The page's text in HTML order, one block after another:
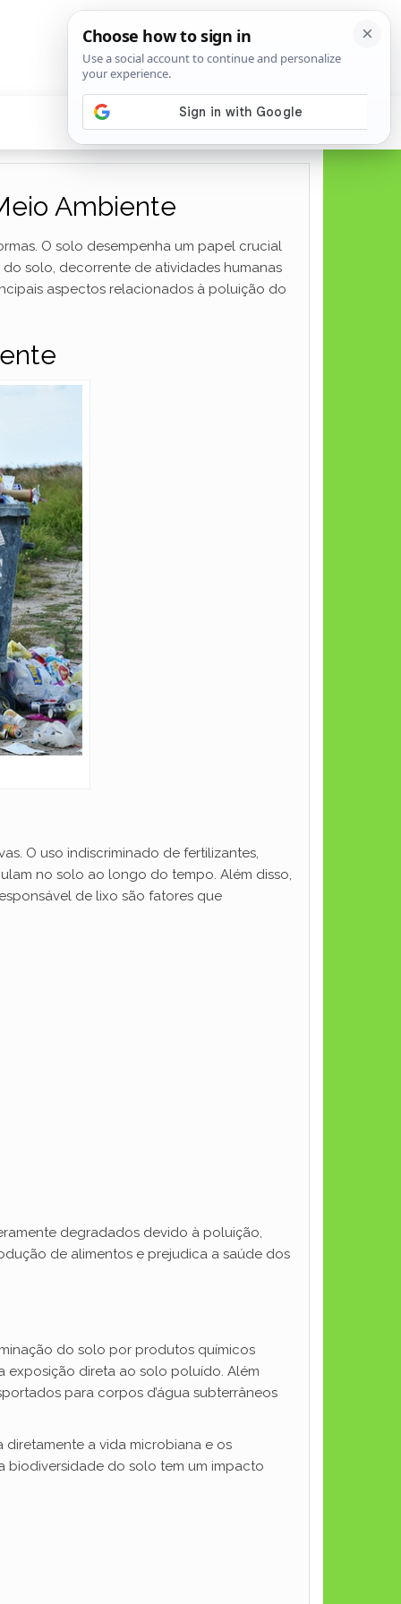
Ambiente
O solo desempenha um papel crucial
solo, decorrente de atividades humanas
aspectos relacionados à poluição do
O uso indiscriminado de fertilizantes,
no solo ao longo do tempo. Além disso,
de lixo são fatores que
degradados devido à poluição,
de alimentos e prejudica a saúde dos
do solo por produtos químicos
exposição direta ao solo poluído. Além
para corpos d’água subterrâneos
a vida microbiana e os
biodiversidade do solo tem um impacto